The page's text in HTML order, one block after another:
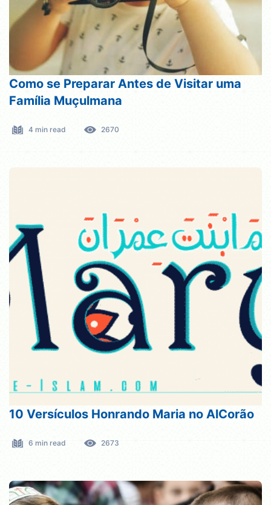
Como se Preparar Antes de Visitar uma
Família Muçulmana
4 min read 2670
10 Versículos Honrando Maria no AlCorão
6 min read 2673